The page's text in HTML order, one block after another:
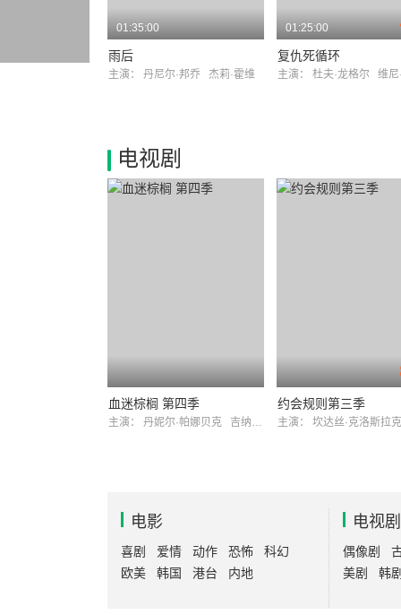
01:35:00
雨后
主演： 丹尼尔·邦乔 杰莉·霍维
01:25:00
复仇死循环
主演： 杜夫·龙格尔 维
电视剧
血迷棕榈 第四季
主演： 丹妮尔·帕娜贝克 吉纳维芙·安吉森
约会规则第三季
主演： 坎达丝·克洛斯拉
电影
喜剧 爱情 动作 恐怖
科幻
欧美
韩国 港台 内地
电视剧
偶像剧
美剧
韩